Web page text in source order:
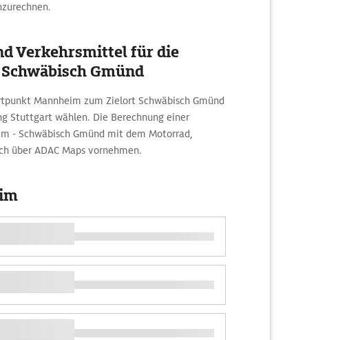
Verkehrsmittel für die
Gmünd
Mannheim zum Zielort Schwäbisch Gmünd
Stuttgart wählen. Die Berechnung einer
- Schwäbisch Gmünd mit dem Motorrad,
über ADAC Maps vornehmen.